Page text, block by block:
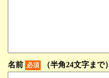
名前 必須 （半角24文字まで）